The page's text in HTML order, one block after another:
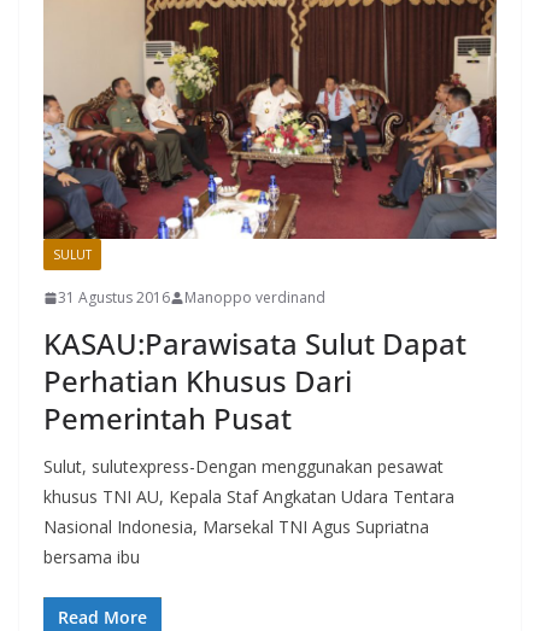
SULUT
31 Agustus 2016 Manoppo verdinand
KASAU:Parawisata Sulut Dapat
Perhatian Khusus Dari
Pemerintah Pusat
Sulut, sulutexpress-Dengan menggunakan pesawat
khusus TNI AU, Kepala Staf Angkatan Udara Tentara
Nasional Indonesia, Marsekal TNI Agus Supriatna
bersama ibu
Read More